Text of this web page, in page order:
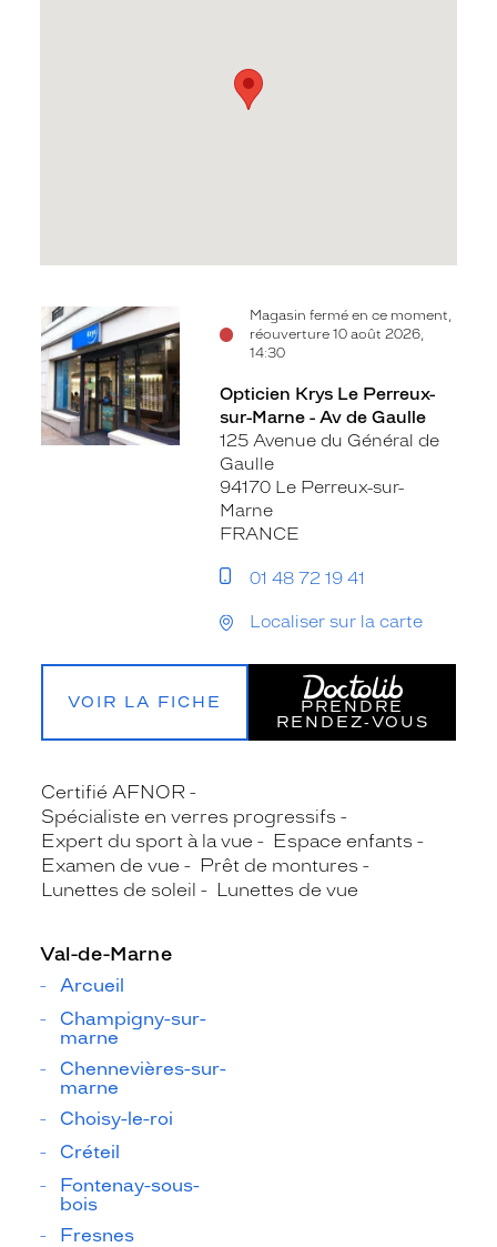
Magasin fermé en ce moment,
réouverture 10 août 2026,
14:30
Voir
la
fiche
Opticien Krys Le Perreux-
sur-Marne - Av de Gaulle
125 Avenue du Général de
Gaulle
94170 Le Perreux-sur-
Marne
FRANCE
01 48 72 19 41
Localiser sur la carte
VOIR LA FICHE
PRENDRE
RENDEZ‑VOUS
Certifié AFNOR
Spécialiste en verres progressifs
Expert du sport à la vue
Espace enfants
Examen de vue
Prêt de montures
Lunettes de soleil
Lunettes de vue
Val-de-Marne
Arcueil
Champigny-sur-
marne
Chennevières-sur-
marne
Choisy-le-roi
Créteil
Fontenay-sous-
bois
Fresnes